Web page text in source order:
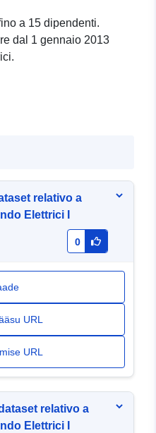
a 15 dipendenti.
dal 1 gennaio 2013
relativo a
Elettrici I
0
URL
URL
relativo a
Elettrici I